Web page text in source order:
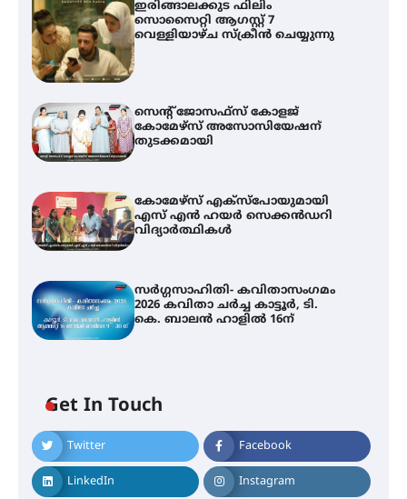
ഇരിങ്ങാലക്കുട ഫിലിം
സൊസൈറ്റി ആഗസ്റ്റ് 7
വെള്ളിയാഴ്ച സ്‌ക്രീൻ ചെയ്യുന്നു
സെന്റ് ജോസഫ്സ് കോളജ്
കോമേഴ്‌സ് അസോസിയേഷന്
തുടക്കമായി
കോമേഴ്സ് എക്സ്പോയുമായി
എസ് എൻ ഹയർ സെക്കൻഡറി
വിദ്യാർത്ഥികൾ
സർഗ്ഗസാഹിതി- കവിതാസംഗമം
2026 കവിതാ ചർച്ച കാട്ടൂർ, ടി.
കെ. ബാലൻ ഹാളിൽ 16ന്
Get In Touch
Twitter Facebook
LinkedIn Instagram